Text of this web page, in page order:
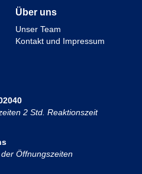
Über uns
Unser Team
Kontakt und Impressum
2 Std. Reaktionszeit
Öffnungszeiten